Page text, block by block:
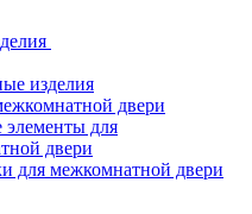
изделия
двери
для
двери
для межкомнатной двери